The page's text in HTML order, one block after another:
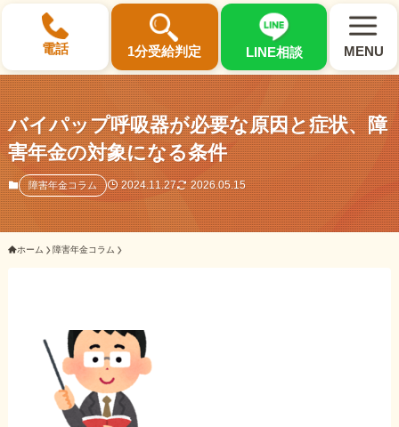
電話 1分受給判定 LINE相談 MENU
×
選ばれる3つの理由
初回相談料0円・受給後報酬型
サポート料金について
ご相談事例をみる
外出困難でもOK
非対面で申請できる
バイパップ呼吸器が必要な原因と症状、障
害年金の対象になる条件
障害年金コラム 2024.11.27 2026.05.15
ホーム 障害年金コラム